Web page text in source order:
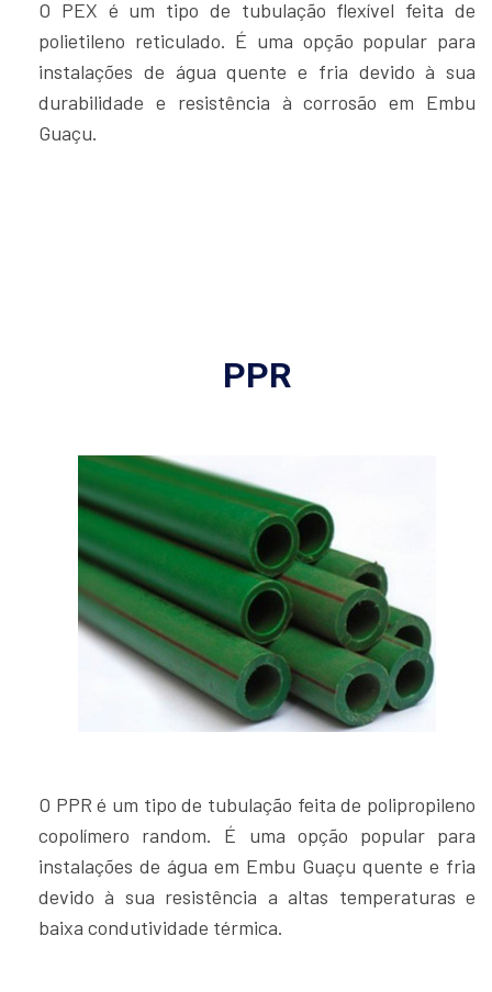
O PEX é um tipo de tubulação flexível feita de
polietileno reticulado. É uma opção popular para
instalações de água quente e fria devido à sua
durabilidade e resistência à corrosão em Embu
Guaçu.
PPR
O PPR é um tipo de tubulação feita de polipropileno
copolímero random. É uma opção popular para
instalações de água em Embu Guaçu quente e fria
devido à sua resistência a altas temperaturas e
baixa condutividade térmica.